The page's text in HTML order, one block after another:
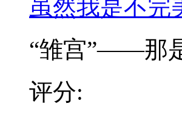
虽然我是不完
“雏宫”——那
评分: